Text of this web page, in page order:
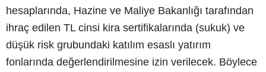
hesaplarında, Hazine ve Maliye Bakanlığı tarafından
ihraç edilen TL cinsi kira sertifikalarında (sukuk) ve
düşük risk grubundaki katılım esaslı yatırım
fonlarında değerlendirilmesine izin verilecek. Böylece